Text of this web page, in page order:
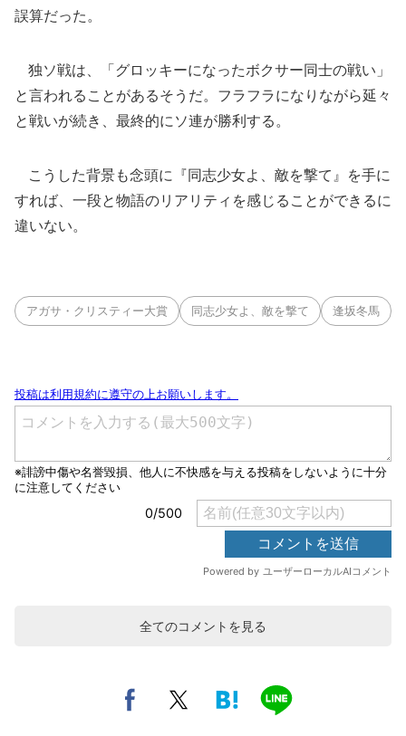
誤算だった。
独ソ戦は、「グロッキーになったボクサー同士の戦い」
と言われることがあるそうだ。フラフラになりながら延々
と戦いが続き、最終的にソ連が勝利する。
こうした背景も念頭に『同志少女よ、敵を撃て』を手に
すれば、一段と物語のリアリティを感じることができるに
違いない。
アガサ・クリスティー大賞 同志少女よ、敵を撃て 逢坂冬馬
全てのコメントを見る